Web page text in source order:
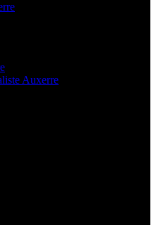
Auxerre